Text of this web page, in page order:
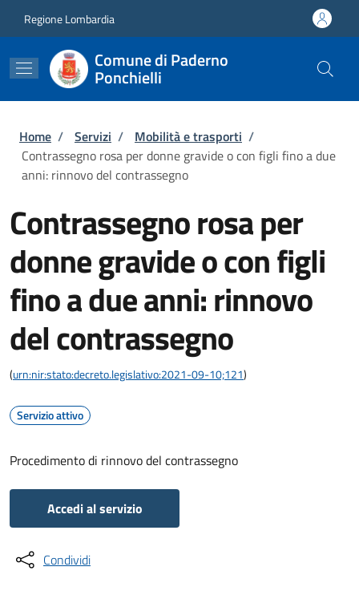
Regione Lombardia
Comune di Paderno
Ponchielli
Briciole di pane
Home / Servizi / Mobilità e trasporti /
Contrassegno rosa per donne gravide o con figli fino a due
anni: rinnovo del contrassegno
Contrassegno rosa per
donne gravide o con figli
fino a due anni: rinnovo
del contrassegno
(urn:nir:stato:decreto.legislativo:2021-09-10;121)
Servizio attivo
Procedimento di rinnovo del contrassegno
Accedi al servizio
Condividi